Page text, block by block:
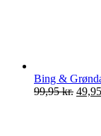
Bing &
99,95kr. Den
49,95